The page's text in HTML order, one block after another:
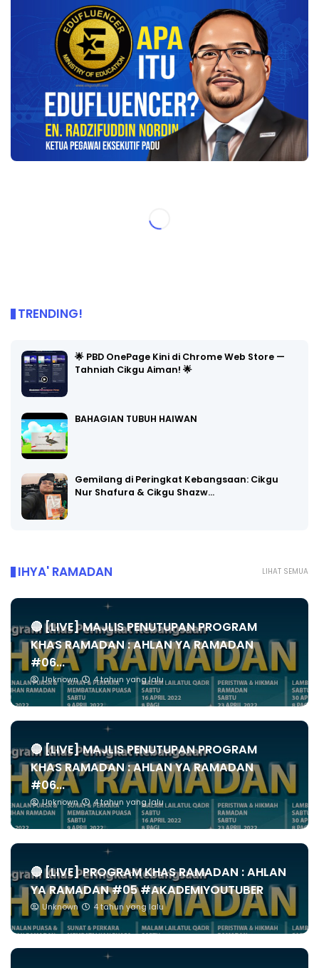
TRENDING!
🌟 PBD OnePage Kini di Chrome Web Store —
Tahniah Cikgu Aiman! 🌟
BAHAGIAN TUBUH HAIWAN
Gemilang di Peringkat Kebangsaan: Cikgu
Nur Shafura & Cikgu Shazw…
LIHAT SEMUA
IHYA' RAMADAN
🔴 [LIVE] MAJLIS PENUTUPAN PROGRAM
KHAS RAMADAN : AHLAN YA RAMADAN
#06...
Unknown 4 tahun yang lalu
🔴 [LIVE] MAJLIS PENUTUPAN PROGRAM
KHAS RAMADAN : AHLAN YA RAMADAN
#06...
Unknown 4 tahun yang lalu
🔴 [LIVE] PROGRAM KHAS RAMADAN : AHLAN
YA RAMADAN #05 #AKADEMIYOUTUBER
Unknown 4 tahun yang lalu